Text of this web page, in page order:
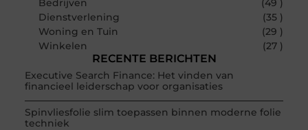
Bedrijven
(49 )
Dienstverlening
(35 )
Woning en Tuin
(29 )
Winkelen
(27 )
RECENTE BERICHTEN
Executive Search Finance: Het vinden van
financieel leiderschap voor organisaties
Spinvliesfolie slim toepassen binnen moderne folie
techniek